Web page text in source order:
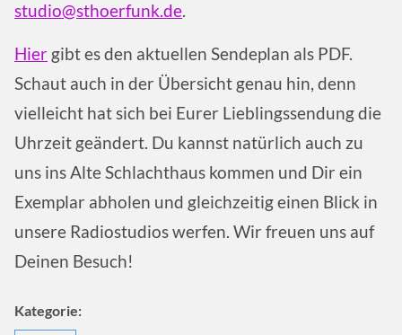
studio@sthoerfunk.de.
Hier gibt es den aktuellen Sendeplan als PDF.
Schaut auch in der Übersicht genau hin, denn
vielleicht hat sich bei Eurer Lieblingssendung die
Uhrzeit geändert. Du kannst natürlich auch zu
uns ins Alte Schlachthaus kommen und Dir ein
Exemplar abholen und gleichzeitig einen Blick in
unsere Radiostudios werfen. Wir freuen uns auf
Deinen Besuch!
Kategorie: